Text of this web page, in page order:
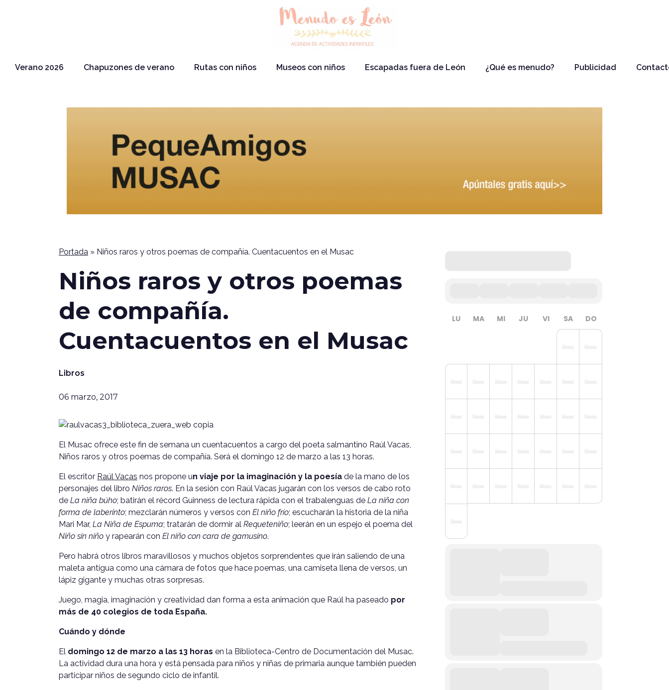
Verano 2026 Chapuzones de verano Rutas con niños Museos con niños Escapadas fuera de León ¿Qué es menudo? Publicidad
Portada » Niños raros y otros poemas de compañía. Cuentacuentos en el Musac
Niños raros y otros poemas
de compañía.
Cuentacuentos en el Musac
Libros
06 marzo, 2017
El Musac ofrece este fin de semana un cuentacuentos a cargo del poeta salmantino Raúl Vacas,
Niños raros y otros poemas de compañía. Será el domingo 12 de marzo a las 13 horas.
El escritor Raúl Vacas nos propone un viaje por la imaginación y la poesía de la mano de los
personajes del libro Niños raros. En la sesión con Raúl Vacas jugarán con los versos de cabo roto
de La niña búho; batirán el récord Guinness de lectura rápida con el trabalenguas de La niña con
forma de laberinto; mezclarán números y versos con El niño frío; escucharán la historia de la niña
Mari Mar, La Niña de Espuma; tratarán de dormir al Requeteniño; leerán en un espejo el poema del
Niño sin niño y rapearán con El niño con cara de gamusino.
Pero habrá otros libros maravillosos y muchos objetos sorprendentes que irán saliendo de una
maleta antigua como una cámara de fotos que hace poemas, una camiseta llena de versos, un
lápiz gigante y muchas otras sorpresas.
Juego, magia, imaginación y creatividad dan forma a esta animación que Raúl ha paseado por
más de 40 colegios de toda España.
Cuándo y dónde
El domingo 12 de marzo a las 13 horas en la Biblioteca-Centro de Documentación del Musac.
La actividad dura una hora y está pensada para niños y niñas de primaria aunque también pueden
participar niños de segundo ciclo de infantil.
LU MA MI JU VI SA DO